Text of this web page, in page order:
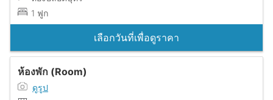
1 ฟูก
เลือกวันที่เพื่อดูราคา
ห้องพัก (Room)
ดูรูป